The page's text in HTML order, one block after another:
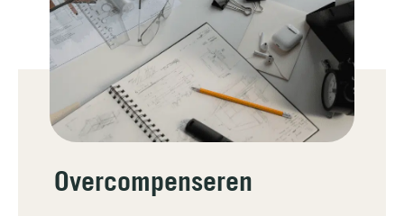
Overcompenseren